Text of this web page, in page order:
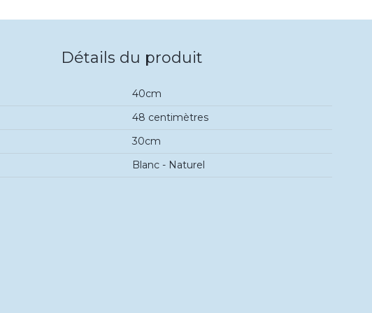
Détails du produit
40cm
48 centimètres
30cm
Blanc - Naturel